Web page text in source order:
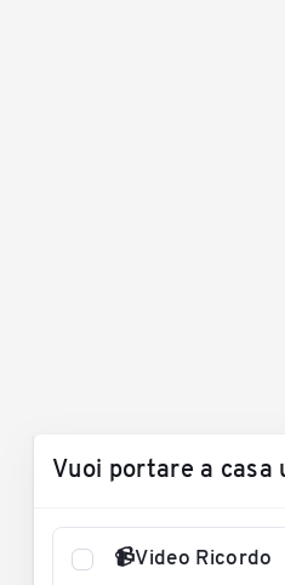
Vuoi portare a casa
📹Video Ricordo